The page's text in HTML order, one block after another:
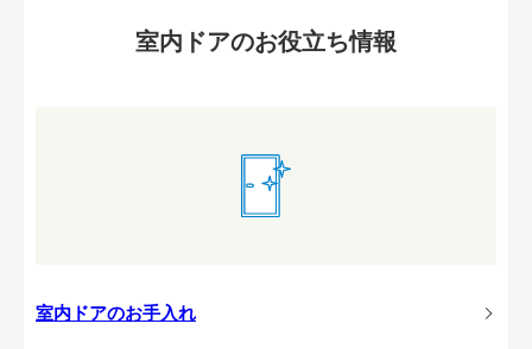
室内ドアのお役立ち情報
室内ドアのお手入れ